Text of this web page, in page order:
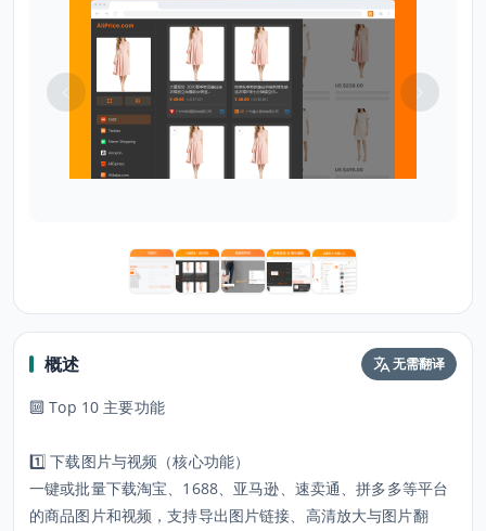
概述 无需翻译
🔟 Top 10 主要功能
1️⃣ 下载图片与视频（核心功能）
一键或批量下载淘宝、1688、亚马逊、速卖通、拼多多等平台
的商品图片和视频，支持导出图片链接、高清放大与图片翻